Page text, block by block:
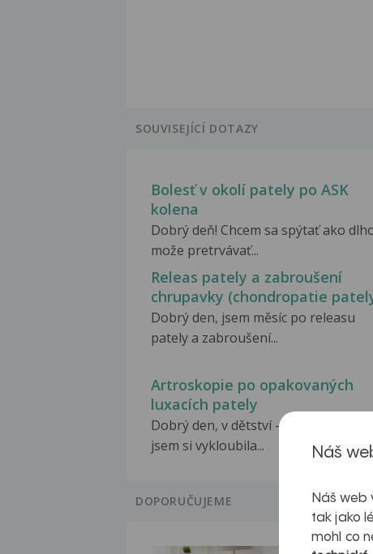
SOUVISEJÍCÍ DOTAZY
Bolesť v okolí pately po ASK
kolena
Dobrý deň! Chcem sa spýtať ako
može pretrvávať...
Releas pately a zabroušení
chrupavky (chondropatie
Dobrý den, jsem měsíc po releasu
pately a zabroušení...
Artroskopie po opakovaných
luxacích pately
Dobrý den, v dětství - před cca 14 lety
jsem si vykloubila...
DOPORUČUJEME
Náš
Náš web
tak jako
mohl co